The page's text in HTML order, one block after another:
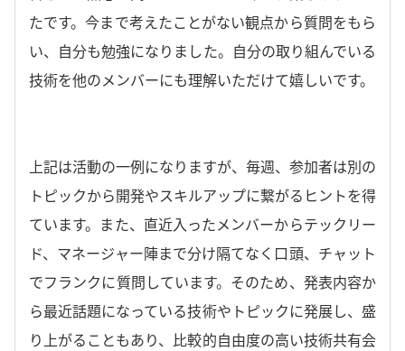
たです。今まで考えたことがない観点から質問をもら
い、自分も勉強になりました。自分の取り組んでいる
技術を他のメンバーにも理解いただけて嬉しいです。
上記は活動の一例になりますが、毎週、参加者は別の
トピックから開発やスキルアップに繋がるヒントを得
ています。また、直近入ったメンバーからテックリー
ド、マネージャー陣まで分け隔てなく口頭、チャット
でフランクに質問しています。そのため、発表内容か
ら最近話題になっている技術やトピックに発展し、盛
り上がることもあり、比較的自由度の高い技術共有会